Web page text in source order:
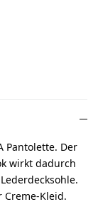
Pantolette. Der
wirkt dadurch
Creme-Kleid.